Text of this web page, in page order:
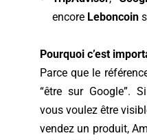
encore Leboncoin
Pourquoi c’est
Parce que le
“être sur Google”.
vous voulez être
vendez un produit,